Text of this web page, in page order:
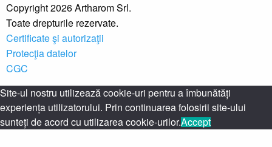
Copyright 2026 Artharom Srl.
Toate drepturile rezervate.
Certificate şi autorizaţii
Protecţia datelor
CGC
Site-ul nostru utilizează cookie-uri pentru a îmbunătăți
experiența utilizatorului. Prin continuarea folosirii site-ului
sunteți de acord cu utilizarea cookie-urilor.Accept